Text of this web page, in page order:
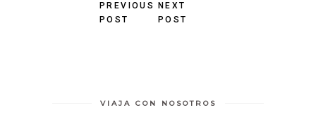
PREVIOUS
POST
NEXT
POST
VIAJA CON NOSOTROS